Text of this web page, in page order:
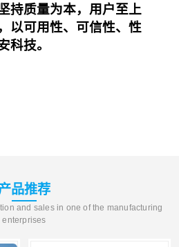
持质量为本，用户至上
以可用性、可信性、性
科技。
品推荐
and sales in one of the manufacturing
enterprises